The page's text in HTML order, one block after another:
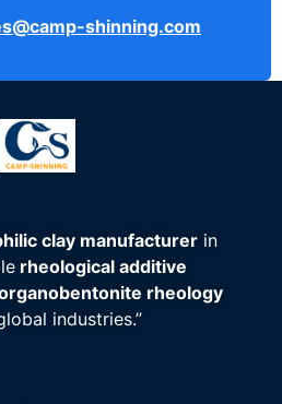
shinning.com
clay manufacturer in
rheological additive
rheology
industries.”